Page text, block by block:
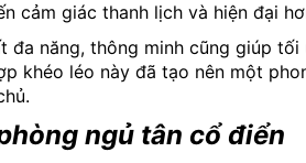
cảm giác thanh lịch và hiện đại
đa năng, thông minh cũng giúp
khéo léo này đã tạo nên một
ngủ tân cổ điển